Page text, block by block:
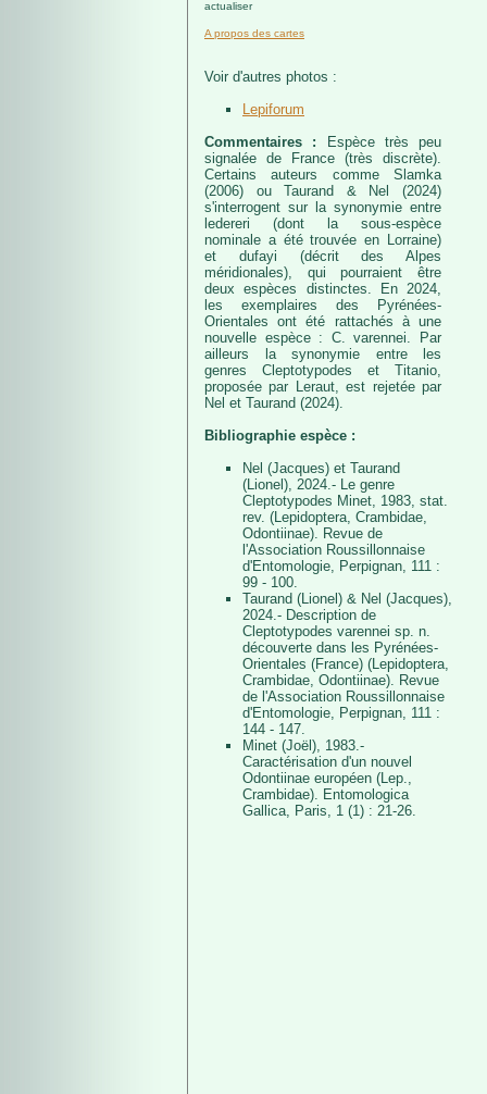
actualiser
A propos des cartes
Voir d'autres photos :
Lepiforum
Commentaires :
Espèce très peu
signalée de France (très discrète).
Certains auteurs comme Slamka
(2006) ou Taurand & Nel (2024)
s'interrogent sur la synonymie entre
ledereri (dont la sous-espèce
nominale a été trouvée en Lorraine)
et dufayi (décrit des Alpes
méridionales), qui pourraient être
deux espèces distinctes. En 2024,
les exemplaires des Pyrénées-
Orientales ont été rattachés à une
nouvelle espèce : C. varennei. Par
ailleurs la synonymie entre les
genres Cleptotypodes et Titanio,
proposée par Leraut, est rejetée par
Nel et Taurand (2024).
Bibliographie espèce :
Nel (Jacques) et Taurand
(Lionel), 2024.- Le genre
Cleptotypodes Minet, 1983, stat.
rev. (Lepidoptera, Crambidae,
Odontiinae). Revue de
l'Association Roussillonnaise
d'Entomologie, Perpignan, 111 :
99 - 100.
Taurand (Lionel) & Nel (Jacques),
2024.- Description de
Cleptotypodes varennei sp. n.
découverte dans les Pyrénées-
Orientales (France) (Lepidoptera,
Crambidae, Odontiinae). Revue
de l'Association Roussillonnaise
d'Entomologie, Perpignan, 111 :
144 - 147.
Minet (Joël), 1983.-
Caractérisation d'un nouvel
Odontiinae européen (Lep.,
Crambidae). Entomologica
Gallica, Paris, 1 (1) : 21-26.